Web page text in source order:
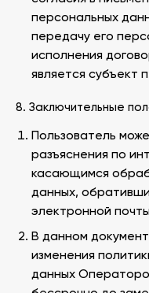
персональных
передачу его
исполнения
является субъект
8. Заключительные
Пользователь
разъяснения по
касающимся
данных,
электронной
В данном
изменения
данных